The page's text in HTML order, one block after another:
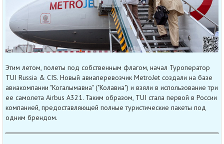
Этим летом, полеты под собственным флагом, начал Туроператор
TUI Russia & CIS. Новый авиаперевозчик MetroJet создали на базе
авиакомпании "Когалымавиа" ("Колавиа") и взяли в использование три
ее самолета Airbus A321. Таким образом, TUI стала первой в России
компанией, предоставляющей полные туристические пакеты под
одним брендом.